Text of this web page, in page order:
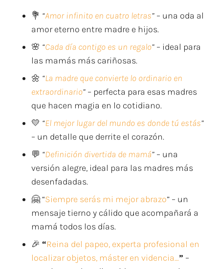
💐 “Amor infinito en cuatro letras” – una oda al
amor eterno entre madre e hijos.
🌸 “Cada día contigo es un regalo” – ideal para
las mamás más cariñosas.
🌼 “La madre que convierte lo ordinario en
extraordinario” – perfecta para esas madres
que hacen magia en lo cotidiano.
💛 “El mejor lugar del mundo es donde tú estás”
– un detalle que derrite el corazón.
💬 “Definición divertida de mamá” – una
versión alegre, ideal para las madres más
desenfadadas.
🤗 “Siempre serás mi mejor abrazo” – un
mensaje tierno y cálido que acompañará a
mamá todos los días.
🎉 “Reina del papeo, experta profesional en
localizar objetos, máster en videncia…” –